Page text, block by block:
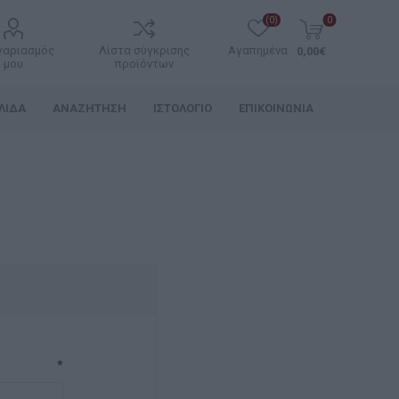
μου
Λίστα σύγκρισης
προϊόντων
Αγαπημένα
(0) 0
0,00€
ΑΝΑΖΉΤΗΣΗ ΙΣΤΟΛΌΓΙΟ ΕΠΙΚΟΙΝΩΝΊΑ
*